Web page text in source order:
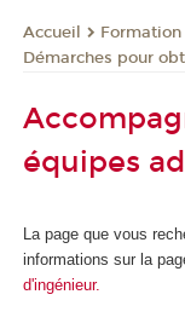
Accueil
Formation
Démarches pour
équipes
La page que vous
informations sur la
d'ingénieur.